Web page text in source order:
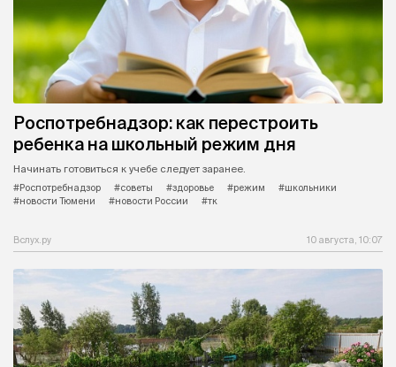
Роспотребнадзор: как перестроить
ребенка на школьный режим дня
Начинать готовиться к учебе следует заранее.
#Роспотребнадзор
#советы #здоровье #режим
#школьники
#новости Тюмени
#новости России #тк
Вслух.ру 10 августа, 10:07